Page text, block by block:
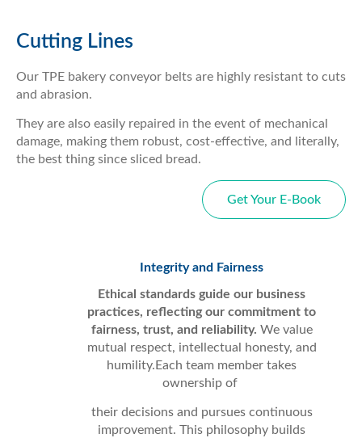
Cutting Lines
Our TPE bakery conveyor belts are highly resistant to cuts
and abrasion.
They are also easily repaired in the event of mechanical
damage, making them robust, cost-effective, and literally,
the best thing since sliced bread.
Get Your E-Book
Integrity and Fairness
Ethical standards guide our business
practices, reflecting our commitment to
fairness, trust, and reliability. We value
mutual respect, intellectual honesty, and
humility.Each team member takes
ownership of
their decisions and pursues continuous
improvement. This philosophy builds